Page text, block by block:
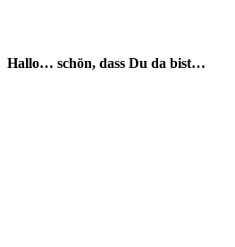
Hallo… schön, dass Du da bist…